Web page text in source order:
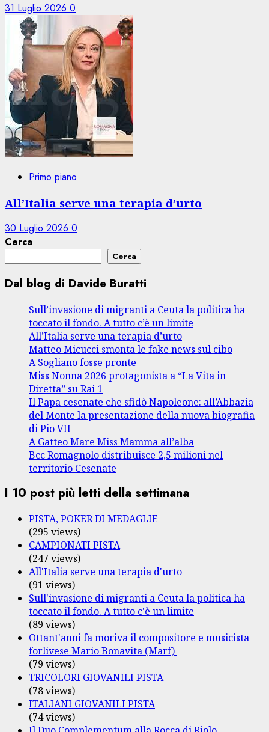
31 Luglio 2026 0
Primo piano
All’Italia serve una terapia d’urto
30 Luglio 2026 0
Cerca
Cerca
Dal blog di Davide Buratti
Sull’invasione di migranti a Ceuta la politica ha
toccato il fondo. A tutto c’è un limite
All’Italia serve una terapia d’urto
Matteo Micucci smonta le fake news sul cibo
A Sogliano fosse pronte
Miss Nonna 2026 protagonista a “La Vita in
Diretta” su Rai 1
Il Papa cesenate che sfidò Napoleone: all’Abbazia
del Monte la presentazione della nuova biografia
di Pio VII
A Gatteo Mare Miss Mamma all’alba
Bcc Romagnolo distribuisce 2,5 milioni nel
territorio Cesenate
I 10 post più letti della settimana
PISTA, POKER DI MEDAGLIE
(295 views)
CAMPIONATI PISTA
(247 views)
All'Italia serve una terapia d'urto
(91 views)
Sull'invasione di migranti a Ceuta la politica ha
toccato il fondo. A tutto c'è un limite
(89 views)
Ottant'anni fa moriva il compositore e musicista
forlivese Mario Bonavita (Marf)
(79 views)
TRICOLORI GIOVANILI PISTA
(78 views)
ITALIANI GIOVANILI PISTA
(74 views)